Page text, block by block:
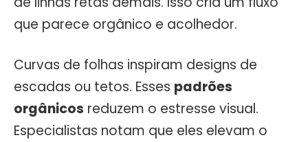
que parece orgânico e acolhedor.
Curvas de folhas inspiram designs de
escadas ou tetos. Esses padrões
orgânicos reduzem o estresse visual.
Especialistas notam que eles elevam o